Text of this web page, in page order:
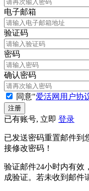
电子邮箱
验证码
密码
确认密码
同意"爱活网用户协
已有账号, 立即 登录
已发送密码重置邮件到
接修改密码！
验证邮件24小时内有效
成验证。若未收到邮件